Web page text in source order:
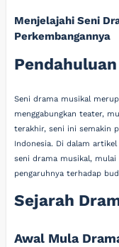
Menjelajahi Seni
Perkembangannya
Pendahuluan
Seni drama musikal
menggabungkan teater,
terakhir, seni ini semakin
Indonesia. Di dalam
seni drama musikal, mulai
pengaruhnya terhadap
Sejarah
Awal Mula